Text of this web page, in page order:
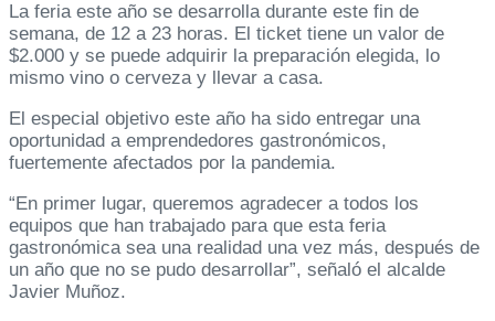
La feria este año se desarrolla durante este fin de
semana, de 12 a 23 horas. El ticket tiene un valor de
$2.000 y se puede adquirir la preparación elegida, lo
mismo vino o cerveza y llevar a casa.
El especial objetivo este año ha sido entregar una
oportunidad a emprendedores gastronómicos,
fuertemente afectados por la pandemia.
“En primer lugar, queremos agradecer a todos los
equipos que han trabajado para que esta feria
gastronómica sea una realidad una vez más, después de
un año que no se pudo desarrollar”, señaló el alcalde
Javier Muñoz.